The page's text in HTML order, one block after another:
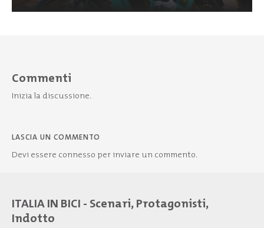
Commenti
Inizia la discussione.
LASCIA UN COMMENTO
Devi essere connesso per inviare un commento.
ITALIA IN BICI - Scenari, Protagonisti,
Indotto